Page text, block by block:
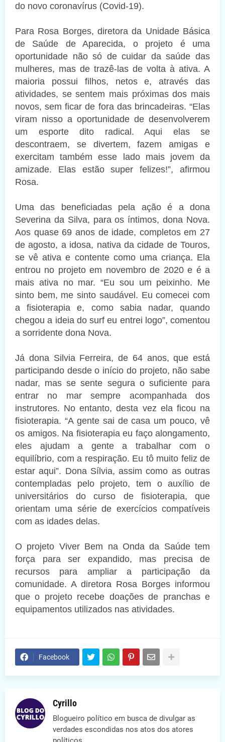
do novo coronavírus (Covid-19).
Para Rosa Borges, diretora da Unidade Básica
de Saúde de Aparecida, o projeto é uma
oportunidade não só de cuidar da saúde das
mulheres, mas de trazê-las de volta à ativa. A
maioria possui filhos, netos e, através das
atividades, se sentem mais próximas dos mais
novos, sem ficar de fora das brincadeiras. “Elas
viram nisso a oportunidade de desenvolverem
um esporte dito radical. Aqui elas se
descontraem, se divertem, fazem amigas e
exercitam também esse lado mais jovem da
amizade. Elas estão super felizes!”, afirmou
Rosa.
Uma das beneficiadas pela ação é a dona
Severina da Silva, para os íntimos, dona Nova.
Aos quase 69 anos de idade, completos em 27
de agosto, a idosa, nativa da cidade de Touros,
se vê ativa e contente como uma criança. Ela
entrou no projeto em novembro de 2020 e é a
mais ativa no mar. “Eu sou um peixinho. Me
sinto bem, me sinto saudável. Eu comecei com
a fisioterapia e, como sabia nadar, quando
chegou a ideia do surf eu entrei logo”, comentou
a sorridente dona Nova.
Já dona Silvia Ferreira, de 64 anos, que está
participando desde o início do projeto, não sabe
nadar, mas se sente segura o suficiente para
entrar no mar sempre acompanhada dos
instrutores. No entanto, desta vez ela ficou na
fisioterapia. “A gente sai de casa um pouco, vê
os amigos. Na fisioterapia eu faço alongamento,
eles ajudam a gente a trabalhar com o
equilíbrio, com a respiração. Eu tô muito feliz de
estar aqui”. Dona Sílvia, assim como as outras
contempladas pelo projeto, tem o auxílio de
universitários do curso de fisioterapia, que
orientam uma série de exercícios compatíveis
com as idades delas.
O projeto Viver Bem na Onda da Saúde tem
força para ser expandido, mas precisa de
recursos para ampliar a participação da
comunidade. A diretora Rosa Borges informou
que o projeto recebe doações de pranchas e
equipamentos utilizados nas atividades.
Facebook
Cyrillo
Blogueiro político em busca de divulgar as
verdades escondidas nos atos dos atores